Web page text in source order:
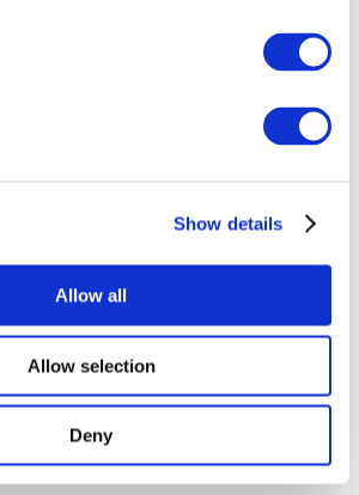
Show details
Allow all
Allow selection
Deny
Всі заходи
Концерти